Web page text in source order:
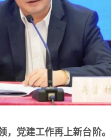
党建工作再上新台阶。